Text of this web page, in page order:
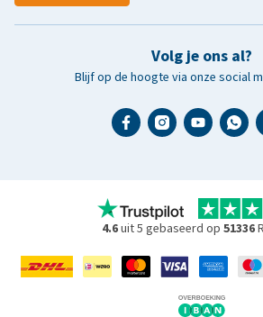
Volg je ons al?
Blijf op de hoogte via onze social
4.6uit 5 gebaseerd op 51336